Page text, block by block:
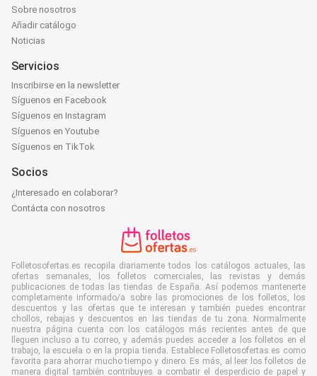
Sobre nosotros
Añadir catálogo
Noticias
Servicios
Inscribirse en la newsletter
Síguenos en Facebook
Síguenos en Instagram
Síguenos en Youtube
Síguenos en TikTok
Socios
¿Interesado en colaborar?
Contácta con nosotros
Folletosofertas.es recopila diariamente todos los catálogos actuales, las
ofertas semanales, los folletos comerciales, las revistas y demás
publicaciones de todas las tiendas de España. Así podemos mantenerte
completamente informado/a sobre las promociones de los folletos, los
descuentos y las ofertas que te interesan y también puedes encontrar
chollos, rebajas y descuentos en las tiendas de tu zona. Normalmente
nuestra página cuenta con los catálogos más recientes antes de que
lleguen incluso a tu correo, y además puedes acceder a los folletos en el
trabajo, la escuela o en la propia tienda. Establece Folletosofertas.es como
favorita para ahorrar mucho tiempo y dinero. Es más, al leer los folletos de
manera digital también contribuyes a combatir el desperdicio de papel y